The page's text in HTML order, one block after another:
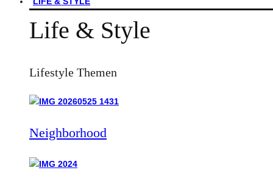
Life & Style
Lifestyle Themen
Neighborhood